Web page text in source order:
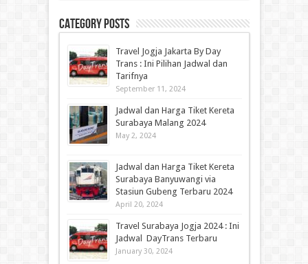
Category Posts
Travel Jogja Jakarta By Day
Trans : Ini Pilihan Jadwal dan
Tarifnya
September 11, 2024
Jadwal dan Harga Tiket Kereta
Surabaya Malang 2024
May 2, 2024
Jadwal dan Harga Tiket Kereta
Surabaya Banyuwangi via
Stasiun Gubeng Terbaru 2024
April 20, 2024
Travel Surabaya Jogja 2024 : Ini
Jadwal DayTrans Terbaru
January 30, 2024